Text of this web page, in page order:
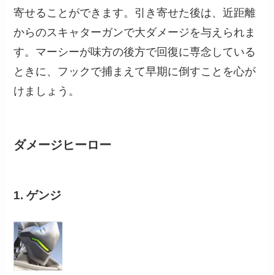
寄せることができます。引き寄せた後は、近距離
からのスキャターガンで大ダメージを与えられま
す。マーシーが味方の後方で回復に専念している
ときに、フックで捕まえて早期に倒すことを心が
けましょう。
ダメージヒーロー
1. ゲンジ